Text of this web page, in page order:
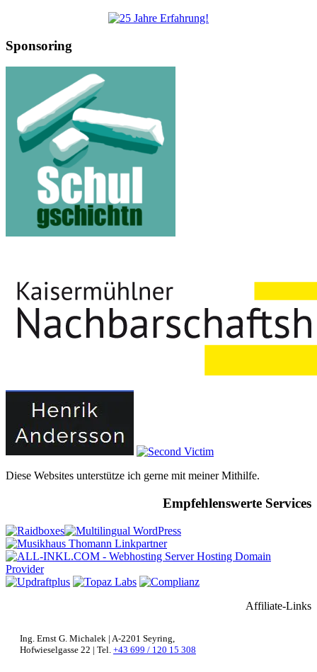
Sponsoring
Diese Websites unterstütze ich gerne mit meiner Mithilfe.
Empfehlenswerte Services
Affiliate-Links
Ing. Ernst G. Michalek | A-2201 Seyring,
Hofwieselgasse 22 | Tel. +43 699 / 120 15 308